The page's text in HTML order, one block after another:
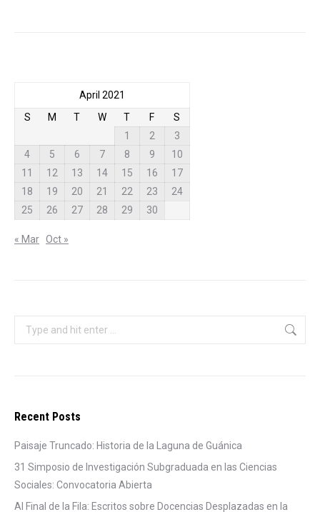
April 2021
S
M T W T F
S
1
2
3
4
5 6 7 8 9
10
11
12 13 14 15 16
17
18
19 20 21 22 23
24
25
26 27 28 29 30
« Mar Oct »
Search:
Recent Posts
Paisaje Truncado: Historia de la Laguna de Guánica
31 Simposio de Investigación Subgraduada en las Ciencias
Sociales: Convocatoria Abierta
Al Final de la Fila: Escritos sobre Docencias Desplazadas en la